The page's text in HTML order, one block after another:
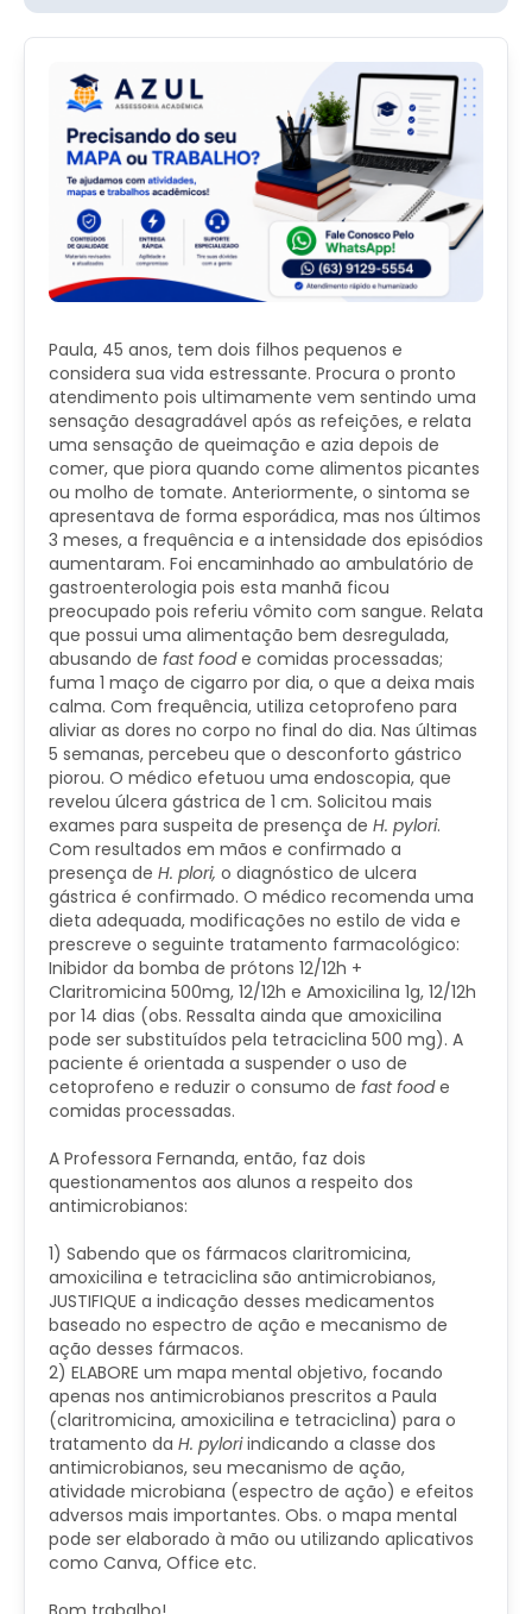
Paula, 45 anos, tem dois filhos pequenos e
considera sua vida estressante. Procura o pronto
atendimento pois ultimamente vem sentindo uma
sensação desagradável após as refeições, e relata
uma sensação de queimação e azia depois de
comer, que piora quando come alimentos picantes
ou molho de tomate. Anteriormente, o sintoma se
apresentava de forma esporádica, mas nos últimos
3 meses, a frequência e a intensidade dos episódios
aumentaram. Foi encaminhado ao ambulatório de
gastroenterologia pois esta manhã ficou
preocupado pois referiu vômito com sangue. Relata
que possui uma alimentação bem desregulada,
abusando de fast foode comidas processadas;
fuma 1 maço de cigarro por dia, o que a deixa mais
calma. Com frequência, utiliza cetoprofeno para
aliviar as dores no corpo no final do dia. Nas últimas
5 semanas, percebeu que o desconforto gástrico
piorou. O médico efetuou uma endoscopia, que
revelou úlcera gástrica de 1 cm. Solicitou mais
exames para suspeita de presença de H. pylori.
Com resultados em mãos e confirmado a
presença de H. plori, o diagnóstico de ulcera
gástrica é confirmado. O médico recomenda uma
dieta adequada, modificações no estilo de vida e
prescreve o seguinte tratamento farmacológico:
Inibidor da bomba de prótons 12/12h +
Claritromicina 500mg, 12/12h e Amoxicilina 1g, 12/12h
por 14 dias (obs. Ressalta ainda que amoxicilina
pode ser substituídos pela tetraciclina 500 mg). A
paciente é orientada a suspender o uso de
cetoprofeno e reduzir o consumo de fast foode
comidas processadas.
A Professora Fernanda, então, faz dois
questionamentos aos alunos a respeito dos
antimicrobianos:
​1) Sabendo que os fármacos claritromicina,
amoxicilina e tetraciclina são antimicrobianos,
JUSTIFIQUE a indicação desses medicamentos
baseado no espectro de ação e mecanismo de
ação desses fármacos.
2) ELABORE um mapa mental objetivo, focando
apenas nos antimicrobianos prescritos a Paula
(claritromicina, amoxicilina e tetraciclina) para o
tratamento da H. pyloriindicando a classe dos
antimicrobianos, seu mecanismo de ação,
atividade microbiana (espectro de ação) e efeitos
adversos mais importantes. Obs. o mapa mental
pode ser elaborado à mão ou utilizando aplicativos
como Canva, Office etc.